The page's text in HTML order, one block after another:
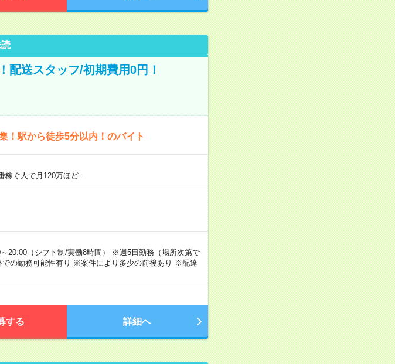
送スタッフ/初期費用0円！
！駅から徒歩5分以内！のバイト
稼ぐ人で月120万ほど…
20:00（シフト制/実働8時間） ※週5日勤務（場所次第で
の勤務可能性有り ※案件により多少の前後あり ※配達
する 詳細へ